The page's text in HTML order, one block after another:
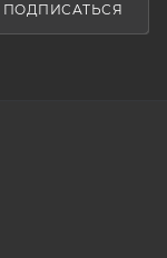
ПОДПИСАТЬСЯ